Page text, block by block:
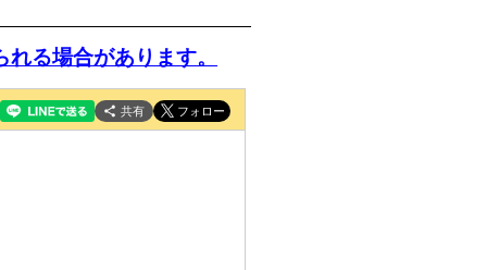
る場合があります。
共有